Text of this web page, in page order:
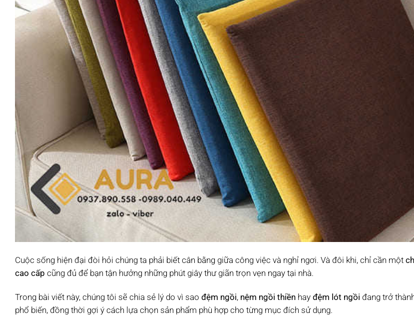
Cuộc sống hiện đại đòi hỏi chúng ta phải biết cân bằng giữa công việc và nghỉ ngơi. Và đôi khi, chỉ cần một
cao cấp cũng đủ để bạn tận hưởng những phút giây thư giãn trọn vẹn ngay tại nhà.
Trong bài viết này, chúng tôi sẽ chia sẻ lý do vì sao đệm ngồi, nệm ngồi thiền hay đệm lót ngồi đang trở
phổ biến, đồng thời gợi ý cách lựa chọn sản phẩm phù hợp cho từng mục đích sử dụng.